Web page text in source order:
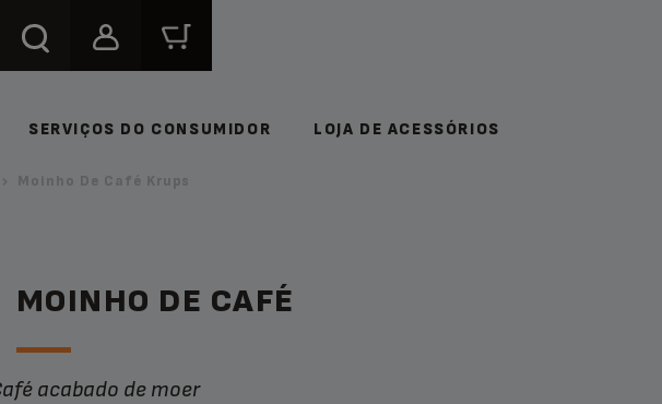
SERVIÇOS DO CONSUMIDOR LOJA DE ACESSÓRIOS
Moinho De Café Krups
MOINHO DE CAFÉ
Café acabado de moer